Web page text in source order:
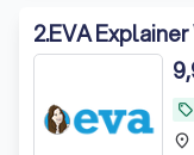
2.EVA
local_offer
place